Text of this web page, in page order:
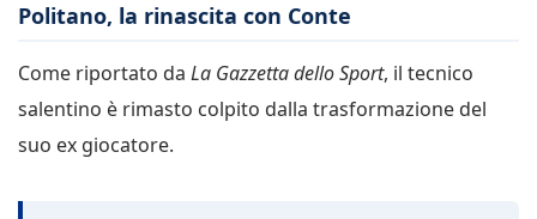
Politano, la rinascita con Conte
Come riportato da La Gazzetta dello Sport, il tecnico
salentino è rimasto colpito dalla trasformazione del
suo ex giocatore.